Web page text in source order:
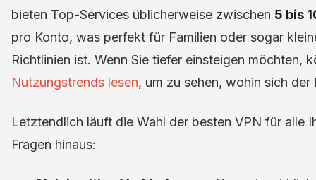
bieten Top-Services üblicherweise zwischen 5 bis
pro Konto, was perfekt für Familien oder sogar
Richtlinien ist. Wenn Sie tiefer einsteigen möchten,
Nutzungstrends lesen, um zu sehen, wohin sich
Letztendlich läuft die Wahl der besten VPN für alle
Fragen hinaus: